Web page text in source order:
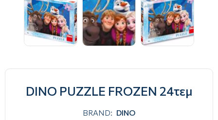
DINO PUZZLE FROZEN 24τεμ
BRAND: DINO